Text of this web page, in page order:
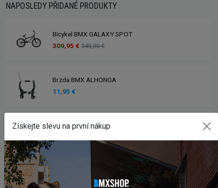
NAPOSLEDY PŘIDANÉ PRODUKTY
Bicykel BMX GALAXY SPOT
309,95 € 345,00 €
Brzda BMX ALHONGA
11,95 €
Bicykel BMX GALAXY EARLY BIRD
329,95 €
399,00 €
Získejte slevu na první nákup